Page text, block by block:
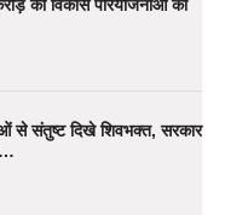
की विकास परियोजनाओं की
से संतुष्ट दिखे शिवभक्त, सरकार